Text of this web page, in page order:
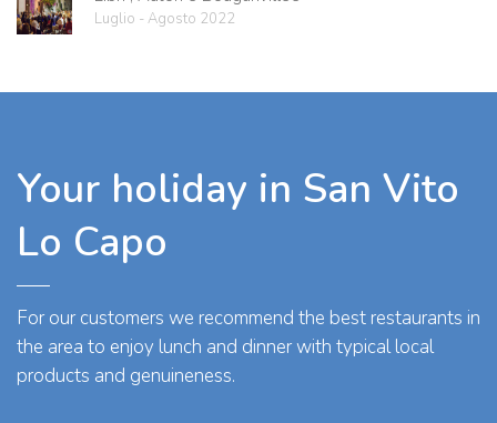
Luglio - Agosto 2022
Your holiday in San Vito
Lo Capo
For our customers we recommend the best restaurants in
the area to enjoy lunch and dinner with typical local
products and genuineness.